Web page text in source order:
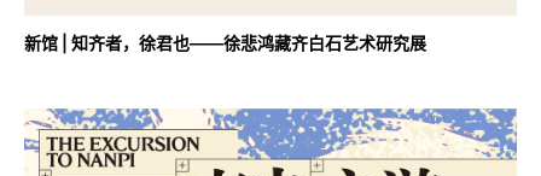
新馆 | 知齐者，徐君也——徐悲鸿藏齐白石艺术研究展